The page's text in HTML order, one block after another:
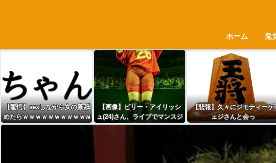
ホーム 鬼
【驚愕】sexしながら女の腋舐
めたらｗｗｗｗｗｗｗｗｗｗw
www
【画像】ビリー・アイリッシ
ュ(24)さん、ライブでマンスジ
が見える衣装を着て炎上
【悲報】久々にジモティーゲ
ェジさんと会っ
た・・・・・・・・・